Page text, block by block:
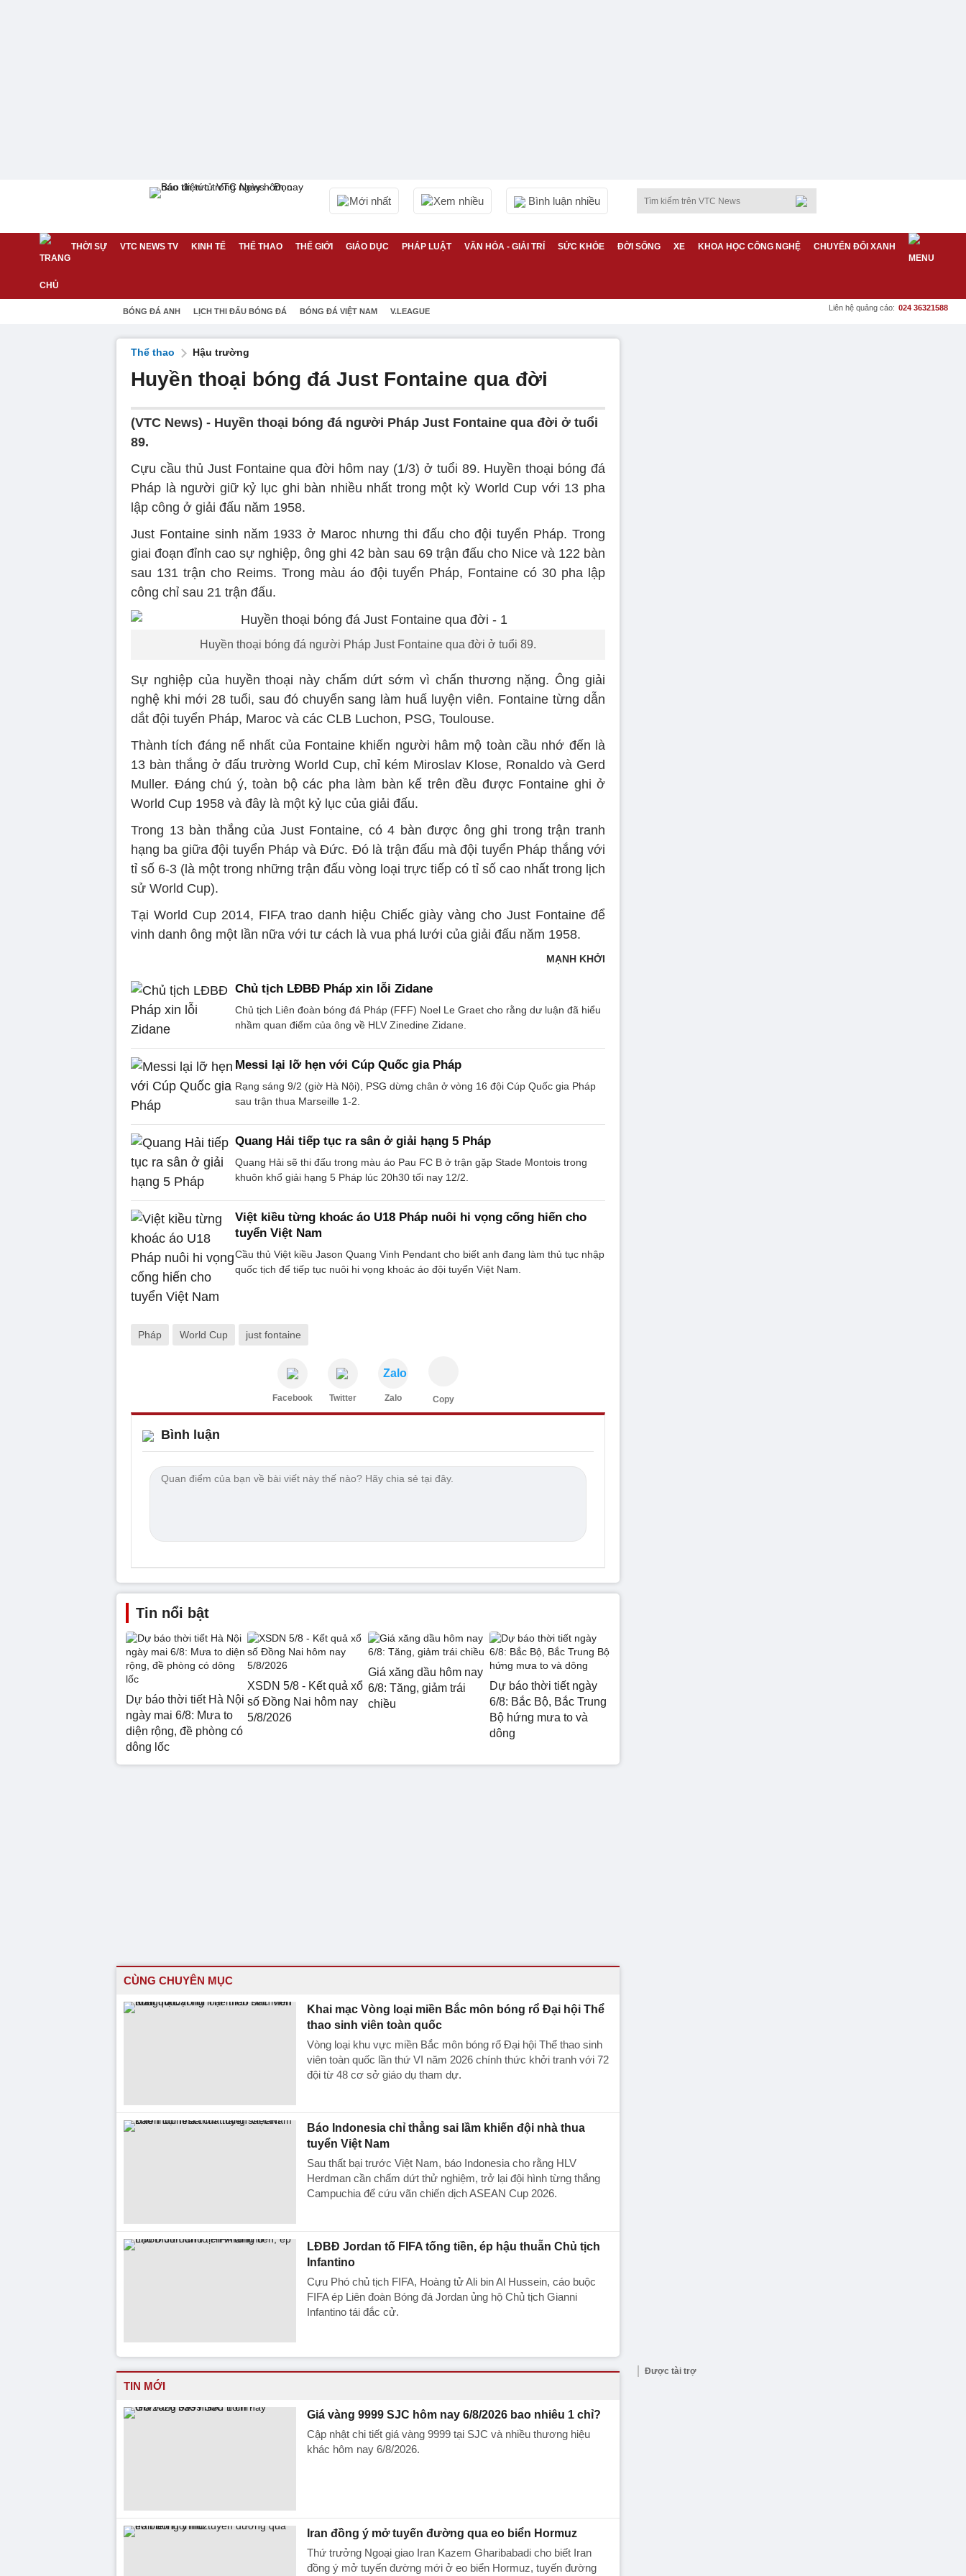
Mới nhất Xem nhiều Bình luận nhiều
THỜI SỰ VTC NEWS TV KINH TẾ THỂ THAO THẾ GIỚI GIÁO DỤC PHÁP LUẬT VĂN HÓA - GIẢI TRÍ SỨC KHỎE ĐỜI SỐNG XE KHOA HỌC CÔNG NGHỆ CHUYỂN ĐỔI XANH
BÓNG ĐÁ ANH LỊCH THI ĐẤU BÓNG ĐÁ BÓNG ĐÁ VIỆT NAM V.LEAGUE Liên hệ quảng cáo: 024 36321588
Thể thao Hậu trường
Huyền thoại bóng đá Just Fontaine qua đời
(VTC News) - Huyền thoại bóng đá người Pháp Just Fontaine qua đời ở tuổi
89.
Cựu cầu thủ Just Fontaine qua đời hôm nay (1/3) ở tuổi 89. Huyền thoại bóng đá
Pháp là người giữ kỷ lục ghi bàn nhiều nhất trong một kỳ World Cup với 13 pha
lập công ở giải đấu năm 1958.
Just Fontaine sinh năm 1933 ở Maroc nhưng thi đấu cho đội tuyển Pháp. Trong
giai đoạn đỉnh cao sự nghiệp, ông ghi 42 bàn sau 69 trận đấu cho Nice và 122 bàn
sau 131 trận cho Reims. Trong màu áo đội tuyển Pháp, Fontaine có 30 pha lập
công chỉ sau 21 trận đấu.
Huyền thoại bóng đá người Pháp Just Fontaine qua đời ở tuổi 89.
Sự nghiệp của huyền thoại này chấm dứt sớm vì chấn thương nặng. Ông giải
nghệ khi mới 28 tuổi, sau đó chuyển sang làm huấ luyện viên. Fontaine từng dẫn
dắt đội tuyển Pháp, Maroc và các CLB Luchon, PSG, Toulouse.
Thành tích đáng nể nhất của Fontaine khiến người hâm mộ toàn cầu nhớ đến là
13 bàn thắng ở đấu trường World Cup, chỉ kém Miroslav Klose, Ronaldo và Gerd
Muller. Đáng chú ý, toàn bộ các pha làm bàn kể trên đều được Fontaine ghi ở
World Cup 1958 và đây là một kỷ lục của giải đấu.
Trong 13 bàn thắng của Just Fontaine, có 4 bàn được ông ghi trong trận tranh
hạng ba giữa đội tuyển Pháp và Đức. Đó là trận đấu mà đội tuyển Pháp thắng với
tỉ số 6-3 (là một trong những trận đấu vòng loại trực tiếp có tỉ số cao nhất trong lịch
sử World Cup).
Tại World Cup 2014, FIFA trao danh hiệu Chiếc giày vàng cho Just Fontaine để
vinh danh ông một lần nữa với tư cách là vua phá lưới của giải đấu năm 1958.
MẠNH KHỞI
Chủ tịch LĐBĐ Pháp xin lỗi Zidane
Chủ tịch Liên đoàn bóng đá Pháp (FFF) Noel Le Graet cho rằng dư luận đã hiểu
nhầm quan điểm của ông về HLV Zinedine Zidane.
Messi lại lỡ hẹn với Cúp Quốc gia Pháp
Rạng sáng 9/2 (giờ Hà Nội), PSG dừng chân ở vòng 16 đội Cúp Quốc gia Pháp
sau trận thua Marseille 1-2.
Quang Hải tiếp tục ra sân ở giải hạng 5 Pháp
Quang Hải sẽ thi đấu trong màu áo Pau FC B ở trận gặp Stade Montois trong
khuôn khổ giải hạng 5 Pháp lúc 20h30 tối nay 12/2.
Việt kiều từng khoác áo U18 Pháp nuôi hi vọng cống hiến cho
tuyển Việt Nam
Cầu thủ Việt kiều Jason Quang Vinh Pendant cho biết anh đang làm thủ tục nhập
quốc tịch để tiếp tục nuôi hi vọng khoác áo đội tuyển Việt Nam.
Pháp World Cup just fontaine
Facebook Twitter
Zalo
Zalo Copy
Bình luận
Tin nổi bật
Dự báo thời tiết Hà Nội
ngày mai 6/8: Mưa to
diện rộng, đề phòng có
dông lốc
XSDN 5/8 - Kết quả xổ
số Đồng Nai hôm nay
5/8/2026
Giá xăng dầu hôm nay
6/8: Tăng, giảm trái
chiều
Dự báo thời tiết ngày
6/8: Bắc Bộ, Bắc Trung
Bộ hứng mưa to và
dông
CÙNG CHUYÊN MỤC
Khai mạc Vòng loại miền Bắc môn bóng rổ Đại hội Thể
thao sinh viên toàn quốc
Vòng loại khu vực miền Bắc môn bóng rổ Đại hội Thể thao sinh
viên toàn quốc lần thứ VI năm 2026 chính thức khởi tranh với 72
đội từ 48 cơ sở giáo dụ tham dự.
Báo Indonesia chỉ thẳng sai lầm khiến đội nhà thua
tuyển Việt Nam
Sau thất bại trước Việt Nam, báo Indonesia cho rằng HLV
Herdman cần chấm dứt thử nghiệm, trở lại đội hình từng thắng
Campuchia để cứu vãn chiến dịch ASEAN Cup 2026.
LĐBĐ Jordan tố FIFA tống tiền, ép hậu thuẫn Chủ tịch
Infantino
Cựu Phó chủ tịch FIFA, Hoàng tử Ali bin Al Hussein, cáo buộc
FIFA ép Liên đoàn Bóng đá Jordan ủng hộ Chủ tịch Gianni
Infantino tái đắc cử.
TIN MỚI
Giá vàng 9999 SJC hôm nay 6/8/2026 bao nhiêu 1 chỉ?
Cập nhật chi tiết giá vàng 9999 tại SJC và nhiều thương hiệu
khác hôm nay 6/8/2026.
Iran đồng ý mở tuyến đường qua eo biển Hormuz
Thứ trưởng Ngoại giao Iran Kazem Gharibabadi cho biết Iran
đồng ý mở tuyến đường mới ở eo biển Hormuz, tuyến đường
Được tài trợ